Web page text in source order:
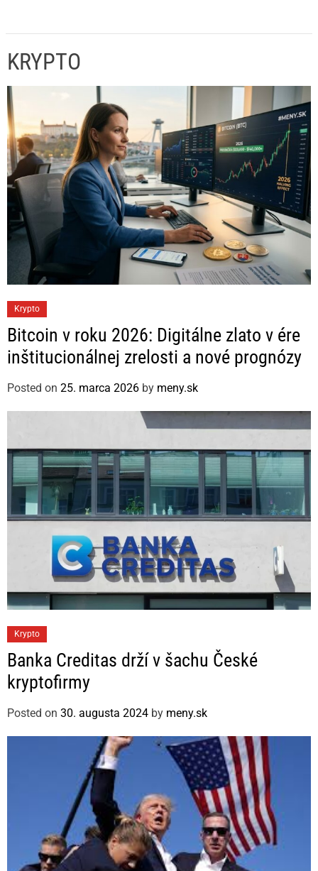
KRYPTO
a
t
e
o
r
e
Krypto
Bitcoin v roku 2026: Digitálne zlato v ére
inštitucionálnej zrelosti a nové prognózy
Posted on 25. marca 2026 by meny.sk
a
t
e
o
r
Krypto
Banka Creditas drží v šachu České
kryptofirmy
Posted on 30. augusta 2024 by meny.sk